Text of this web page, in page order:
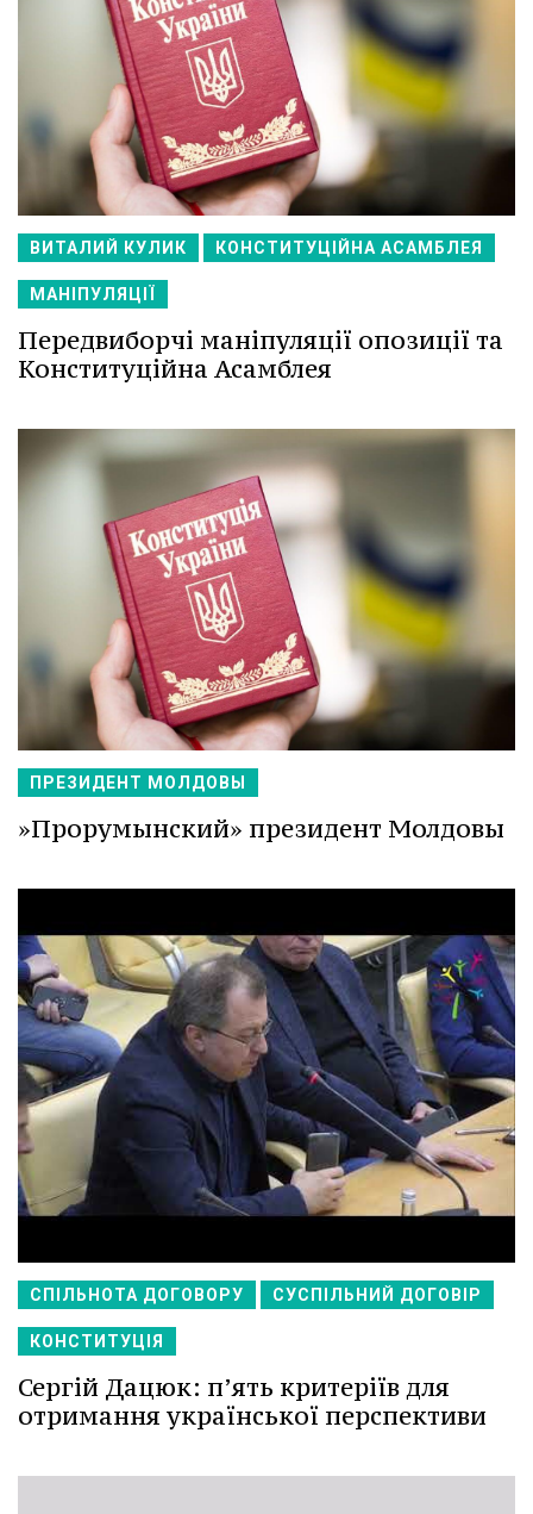
ВИТАЛИЙ КУЛИК КОНСТИТУЦІЙНА АСАМБЛЕЯ
МАНІПУЛЯЦІЇ
Передвиборчі маніпуляції опозиції та
Конституційна Асамблея
ПРЕЗИДЕНТ МОЛДОВЫ
»Прорумынский» президент Молдовы
СПІЛЬНОТА ДОГОВОРУ СУСПІЛЬНИЙ ДОГОВІР
КОНСТИТУЦІЯ
Сергій Дацюк: п’ять критеріїв для
отримання української перспективи